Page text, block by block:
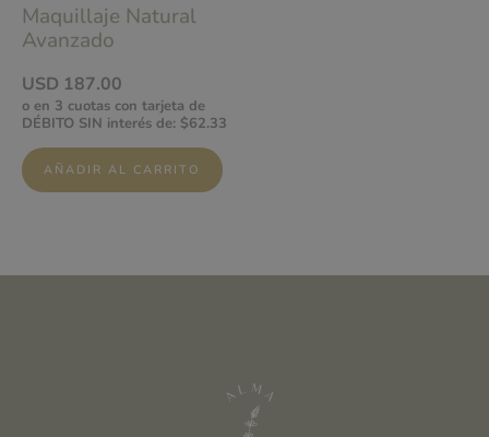
Maquillaje Natural
Avanzado
USD 187.00
o en 3 cuotas con tarjeta de
DÉBITO SIN interés de: $62.33
AÑADIR AL CARRITO